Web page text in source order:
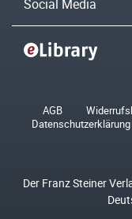
Social Media
AGB
Datenschutzerklärung
Der Franz Steiner